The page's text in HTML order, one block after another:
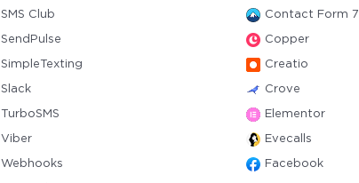
SMS Club
SendPulse
SimpleTexting
Slack
TurboSMS
Viber
Webhooks
Contact Form 7
Copper
Creatio
Crove
Elementor
Evecalls
Facebook